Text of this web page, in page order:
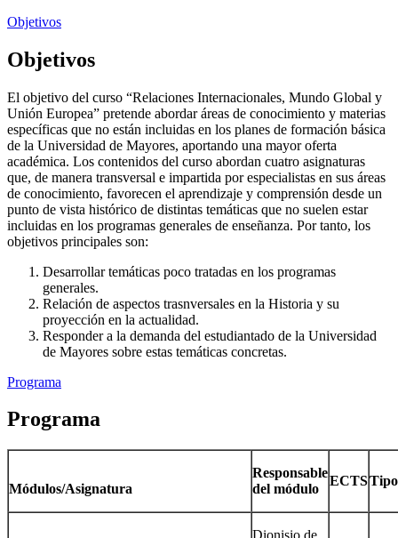
Objetivos
Objetivos
El objetivo del curso “Relaciones Internacionales, Mundo Global y
Unión Europea” pretende abordar áreas de conocimiento y materias
específicas que no están incluidas en los planes de formación básica
de la Universidad de Mayores, aportando una mayor oferta
académica. Los contenidos del curso abordan cuatro asignaturas
que, de manera transversal e impartida por especialistas en sus áreas
de conocimiento, favorecen el aprendizaje y comprensión desde un
punto de vista histórico de distintas temáticas que no suelen estar
incluidas en los programas generales de enseñanza. Por tanto, los
objetivos principales son:
Desarrollar temáticas poco tratadas en los programas
generales.
Relación de aspectos trasnversales en la Historia y su
proyección en la actualidad.
Responder a la demanda del estudiantado de la Universidad
de Mayores sobre estas temáticas concretas.
Programa
Programa
Módulos/Asignatura
Responsable
del módulo
ECTS